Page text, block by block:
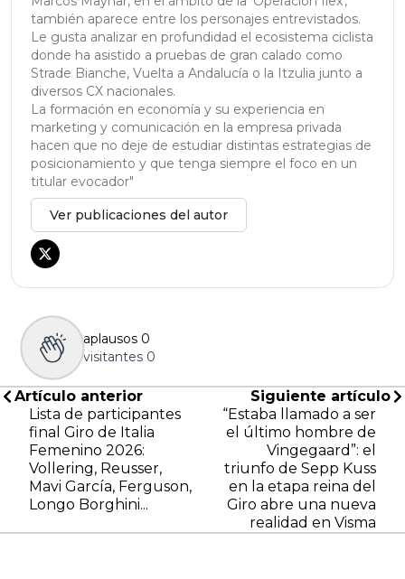
también aparece entre los personajes entrevistados.
Le gusta analizar en profundidad el ecosistema ciclista
donde ha asistido a pruebas de gran calado como
Strade Bianche, Vuelta a Andalucía o la Itzulia junto a
diversos CX nacionales.
La formación en economía y su experiencia en
marketing y comunicación en la empresa privada
hacen que no deje de estudiar distintas estrategias de
posicionamiento y que tenga siempre el foco en un
titular evocador"
Ver publicaciones del autor
aplausos 0
visitantes 0
Artículo anterior
Lista de participantes
final Giro de Italia
Femenino 2026:
Vollering, Reusser,
Mavi García, Ferguson,
Longo Borghini...
Siguiente artículo
“Estaba llamado a ser
el último hombre de
Vingegaard”: el
triunfo de Sepp Kuss
en la etapa reina del
Giro abre una nueva
realidad en Visma